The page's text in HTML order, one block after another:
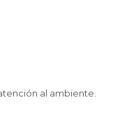
al ambiente.